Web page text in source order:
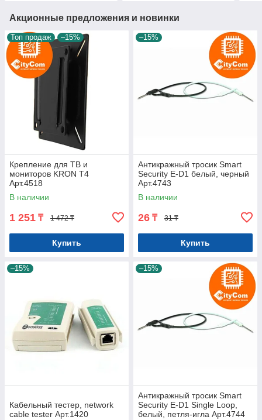
Акционные предложения и новинки
Топ продаж –15%
Крепление для ТВ и
мониторов KRON T4
Арт.4518
В наличии
1 251 ₸ 1 472 ₸
Купить
–15%
Антикражный тросик Smart
Security E-D1 белый, черный
Арт.4743
В наличии
26 ₸ 31 ₸
Купить
–15%
Кабельный тестер, network
cable tester Арт.1420
–15%
Антикражный тросик Smart
Security E-D1 Single Loop,
белый, петля-игла Арт.4744